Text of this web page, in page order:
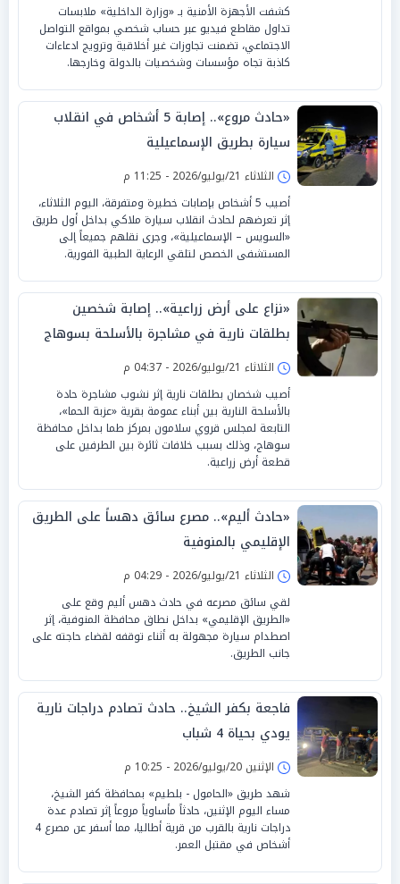
كشفت الأجهزة الأمنية بـ «وزارة الداخلية» ملابسات
تداول مقاطع فيديو عبر حساب شخصي بمواقع التواصل
الاجتماعي، تضمنت تجاوزات غير أخلاقية وترويج ادعاءات
كاذبة تجاه مؤسسات وشخصيات بالدولة وخارجها.
«حادث مروع».. إصابة 5 أشخاص في انقلاب
سيارة بطريق الإسماعيلية
الثلاثاء 21/يوليو/2026 - 11:25 م
أصيب 5 أشخاص بإصابات خطيرة ومتفرقة، اليوم الثلاثاء،
إثر تعرضهم لحادث انقلاب سيارة ملاكي بداخل أول طريق
«السويس – الإسماعيلية»، وجرى نقلهم جميعاً إلى
المستشفى الخصص لتلقي الرعاية الطبية الفورية.
«نزاع على أرض زراعية».. إصابة شخصين
بطلقات نارية في مشاجرة بالأسلحة بسوهاج
الثلاثاء 21/يوليو/2026 - 04:37 م
أصيب شخصان بطلقات نارية إثر نشوب مشاجرة حادة
بالأسلحة النارية بين أبناء عمومة بقرية «عزبة الحما»،
التابعة لمجلس قروي سلامون بمركز طما بداخل محافظة
سوهاج، وذلك بسبب خلافات ثائرة بين الطرفين على
قطعة أرض زراعية.
«حادث أليم».. مصرع سائق دهساً على الطريق
الإقليمي بالمنوفية
الثلاثاء 21/يوليو/2026 - 04:29 م
لقي سائق مصرعه في حادث دهس أليم وقع على
«الطريق الإقليمي» بداخل نطاق محافظة المنوفية، إثر
اصطدام سيارة مجهولة به أثناء توقفه لقضاء حاجته على
جانب الطريق.
فاجعة بكفر الشيخ.. حادث تصادم دراجات نارية
يودي بحياة 4 شباب
الإثنين 20/يوليو/2026 - 10:25 م
شهد طريق «الحامول - بلطيم» بمحافظة كفر الشيخ،
مساء اليوم الإثنين، حادثاً مأساوياً مروعاً إثر تصادم عدة
دراجات نارية بالقرب من قرية أطاليا، مما أسفر عن مصرع 4
أشخاص في مقتبل العمر.